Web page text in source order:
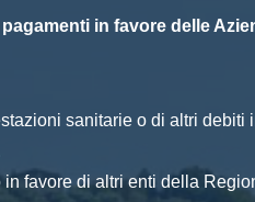
in favore delle
sanitarie o di altri debiti
favore di altri enti della